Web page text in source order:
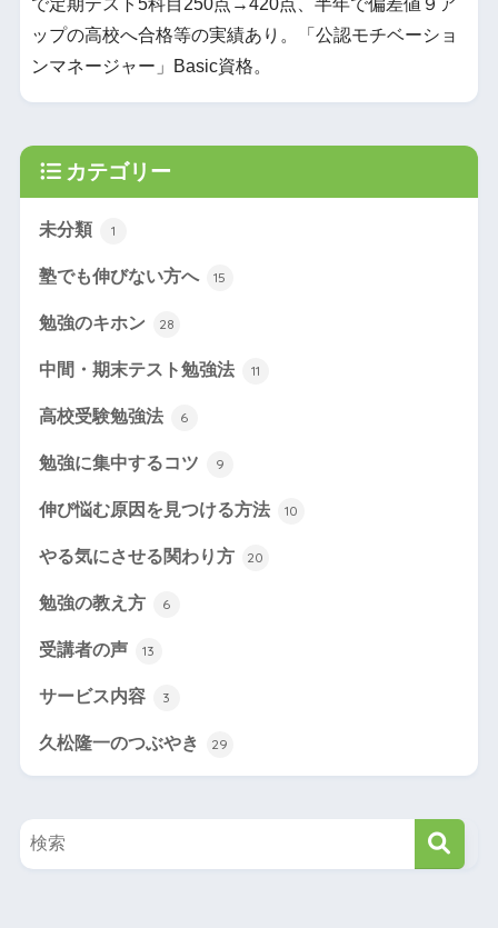
ップの高校へ合格等の実績あり。「公認モチベーショ
ンマネージャー」Basic資格。
カテゴリー
未分類 1
塾でも伸びない方へ 15
勉強のキホン 28
中間・期末テスト勉強法 11
高校受験勉強法 6
勉強に集中するコツ 9
伸び悩む原因を見つける方法 10
やる気にさせる関わり方 20
勉強の教え方 6
受講者の声 13
サービス内容 3
久松隆一のつぶやき 29